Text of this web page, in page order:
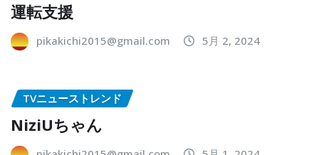
運転支援
pikakichi2015@gmail.com 5月 2, 2024
TVニューストレンド
NiziUちゃん